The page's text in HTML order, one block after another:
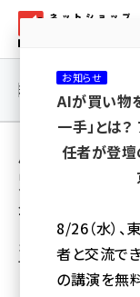
ン
yahoo
楽天
連載・特集 |
用語「オフィ
覧
全 2 記事中 1 ～ 2
オフィス家具のオフ
マーケティング」めざ
リンク」を導入
お知らせ
AIが買い物
一手」とは
任者が登壇
8/26（水）、
者と交流で
の講演を無